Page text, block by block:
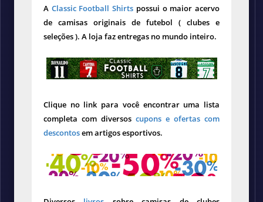
A Classic Football Shirts possui o maior acervo
de camisas originais de futebol ( clubes e
seleções ). A loja faz entregas no mundo inteiro.
Clique no link para você encontrar uma lista
completa com diversos cupons e ofertas com
descontosem artigos esportivos.